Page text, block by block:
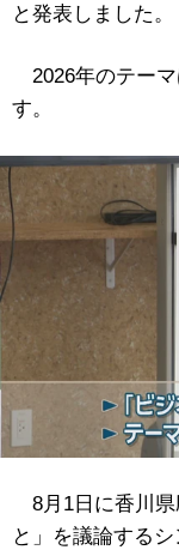
と発表しました。
2026年のテーマ
す。
8月1日に香川県
と」を議論する